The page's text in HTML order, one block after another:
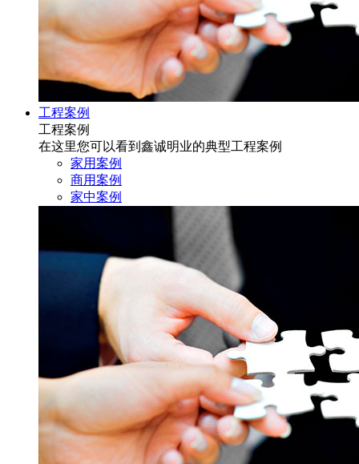
工程案例
工程案例
在这里您可以看到鑫诚明业的典型工程案例
家用案例
商用案例
家中案例